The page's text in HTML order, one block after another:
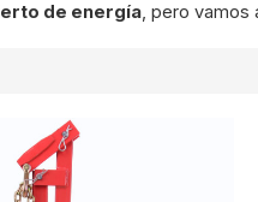
de energía , pero